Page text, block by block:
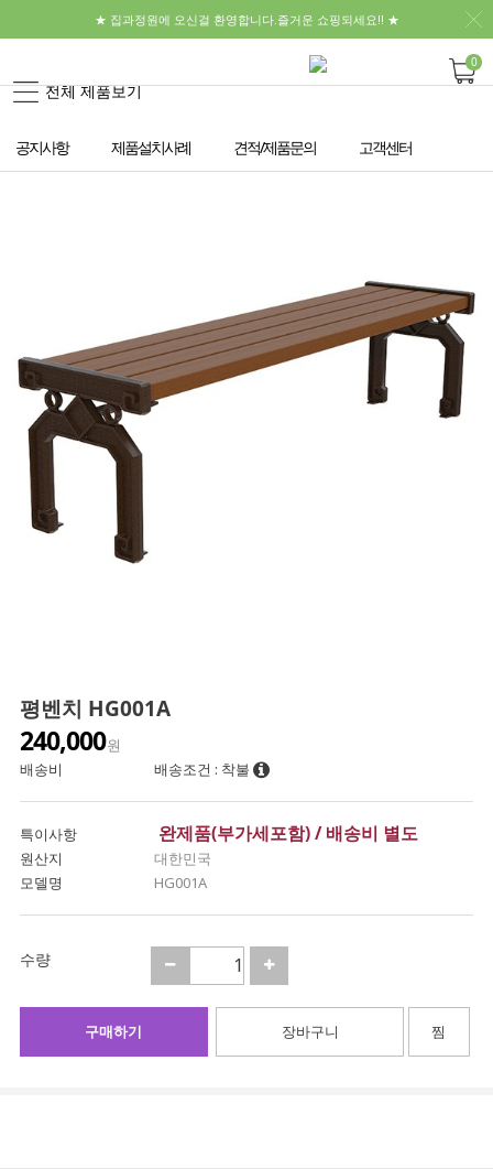
★ 집과정원에 오신걸 환영합니다.즐거운 쇼핑되세요!! ★
전체 제품보기
0
공지사항 제품설치사례 견적/제품문의 고객센터
평벤치 HG001A
240,000원
배송비
배송조건 : 착불
특이사항 완제품(부가세포함) / 배송비 별도
원산지
대한민국
모델명
HG001A
수량
구매하기 장바구니 찜